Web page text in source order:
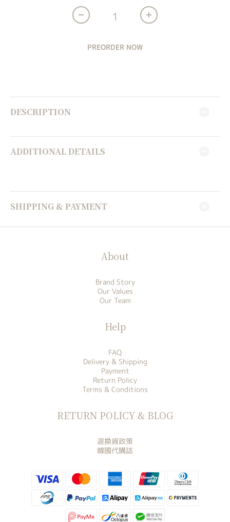
PREORDER NOW
DESCRIPTION
ADDITIONAL DETAILS
SHIPPING & PAYMENT
About
Brand Story
Our Values
Our Team
Help
FAQ
Delivery & Shipping
Payment
Return Policy
Terms & Conditions
RETURN POLICY & BLOG
退換貨政策
韓國代購誌